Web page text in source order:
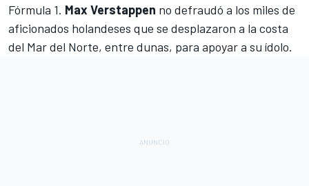
Fórmula 1. Max Verstappen no defraudó a los miles de
aficionados holandeses que se desplazaron a la costa
del Mar del Norte, entre dunas, para apoyar a su ídolo.